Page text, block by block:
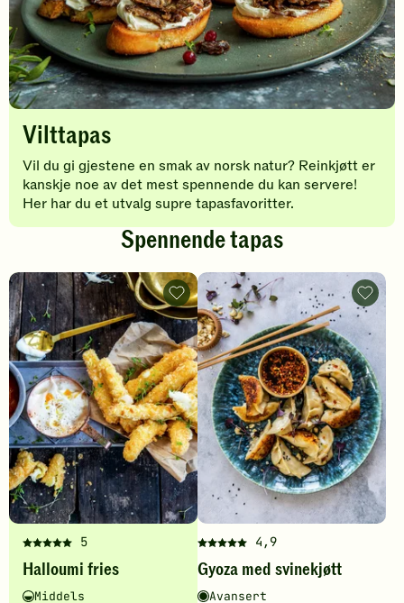
Vilttapas
Vil du gi gjestene en smak av norsk natur? Reinkjøtt er
kanskje noe av det mest spennende du kan servere!
Her har du et utvalg supre tapasfavoritter.
Spennende tapas
5
Denne
oppskriften
har
Halloumi fries
Vanskelighetsgrad
Middels
Tilberedningstid
Halloumi
fries
-
legg
til
favoritter
4,9
Denne
oppskriften
har
Gyoza med svinekjøtt
Vanskelighetsgrad
Avansert
Tilberedningstid
Gyoza
med
legg
til